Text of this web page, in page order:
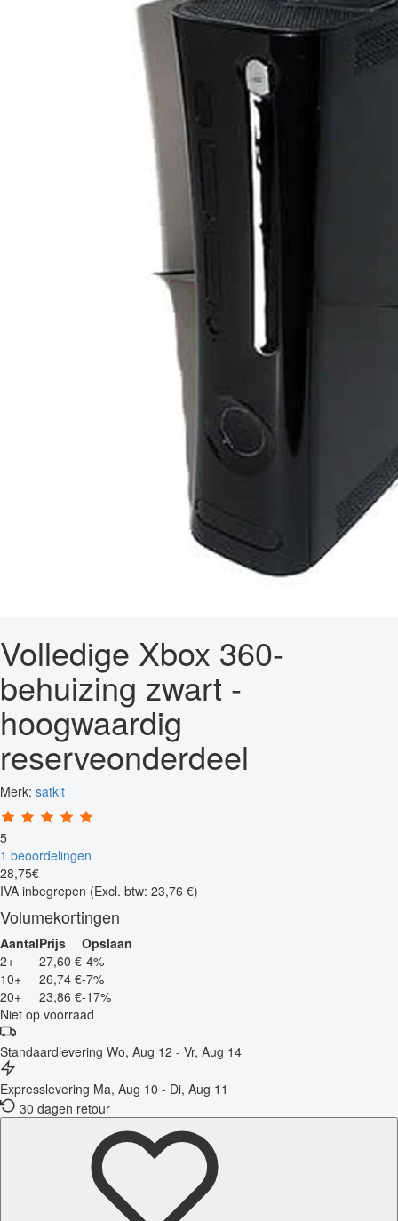
Volledige Xbox 360-
behuizing zwart -
hoogwaardig
reserveonderdeel
Merk: satkit
5
1 beoordelingen
28,75€
IVA inbegrepen (Excl. btw: 23,76 €)
Volumekortingen
AantalPrijs
Opslaan
2+
27,60 €-4%
10+
26,74 €-7%
20+
23,86 €-17%
Niet op voorraad
Standaardlevering Wo, Aug 12 - Vr, Aug 14
Expresslevering Ma, Aug 10 - Di, Aug 11
30 dagen retour